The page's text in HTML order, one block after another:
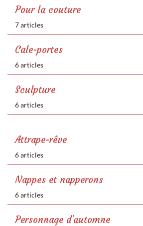
Pour la couture
7 articles
Cale-portes
6 articles
Sculpture
6 articles
Attrape-rêve
6 articles
Nappes et napperons
6 articles
Personnage d'automne